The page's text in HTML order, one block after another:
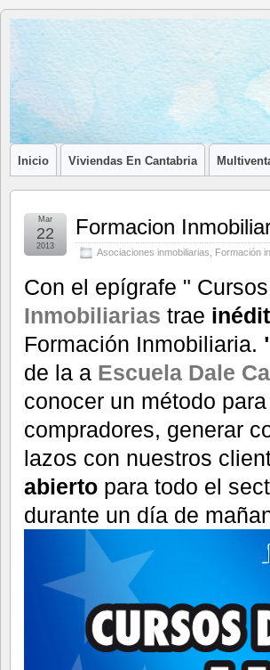
Blog de
Afilia
Inmobiliarias
LA ASOCIACIÓN DE LOS
Inicio Viviendas En Cantabria
Formacion
Asociaciones inmobiliarias Formación
Mar
22
2013
Con el epígrafe "
Inmobiliarias trae
Formación Inmobiliaria.
de la a Escuela Dale
conocer un método
compradores, generar
lazos con nuestros
abierto para todo el
durante un día de